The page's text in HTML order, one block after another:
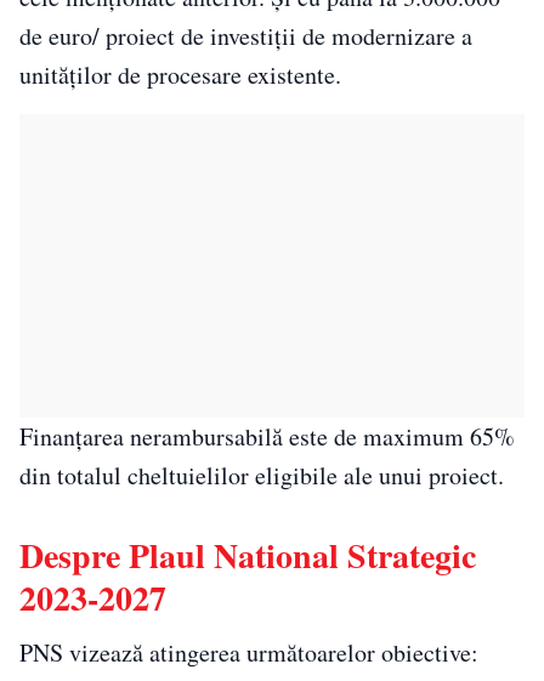
de euro/ proiect de investiții de modernizare a
unităților de procesare existente.
Finanțarea nerambursabilă este de maximum 65%
din totalul cheltuielilor eligibile ale unui proiect.
Despre Plaul National Strategic
2023-2027
PNS vizează atingerea următoarelor obiective: